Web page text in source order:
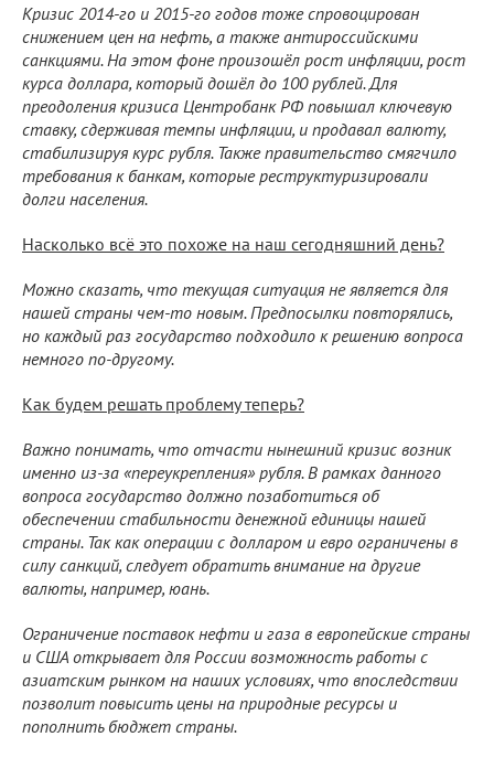
Кризис 2014-го и 2015-го годов тоже спровоцирован
снижением цен на нефть, а также антироссийскими
санкциями. На этом фоне произошёл рост инфляции, рост
курса доллара, который дошёл до 100 рублей. Для
преодоления кризиса Центробанк РФ повышал ключевую
ставку, сдерживая темпы инфляции, и продавал валюту,
стабилизируя курс рубля. Также правительство смягчило
требования к банкам, которые реструктуризировали
долги населения.
Насколько всё это похоже на наш сегодняшний день?
Можно сказать, что текущая ситуация не является для
нашей страны чем-то новым. Предпосылки повторялись,
но каждый раз государство подходило к решению вопроса
немного по-другому.
Как будем решать проблему теперь?
Важно понимать, что отчасти нынешний кризис возник
именно из-за «переукрепления» рубля. В рамках данного
вопроса государство должно позаботиться об
обеспечении стабильности денежной единицы нашей
страны. Так как операции с долларом и евро ограничены в
силу санкций, следует обратить внимание на другие
валюты, например, юань.
Ограничение поставок нефти и газа в европейские страны
и США открывает для России возможность работы с
азиатским рынком на наших условиях, что впоследствии
позволит повысить цены на природные ресурсы и
пополнить бюджет страны.